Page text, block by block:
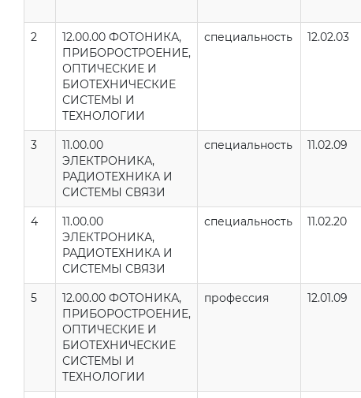
2
12.00.00 ФОТОНИКА,
ПРИБОРОСТРОЕНИЕ,
ОПТИЧЕСКИЕ И
БИОТЕХНИЧЕСКИЕ
СИСТЕМЫ И
ТЕХНОЛОГИИ
специальность 12.02.03
3
11.00.00
ЭЛЕКТРОНИКА,
РАДИОТЕХНИКА И
СИСТЕМЫ СВЯЗИ
специальность 11.02.09
4
11.00.00
ЭЛЕКТРОНИКА,
РАДИОТЕХНИКА И
СИСТЕМЫ СВЯЗИ
специальность 11.02.20
5
12.00.00 ФОТОНИКА,
ПРИБОРОСТРОЕНИЕ,
ОПТИЧЕСКИЕ И
БИОТЕХНИЧЕСКИЕ
СИСТЕМЫ И
ТЕХНОЛОГИИ
профессия 12.01.09